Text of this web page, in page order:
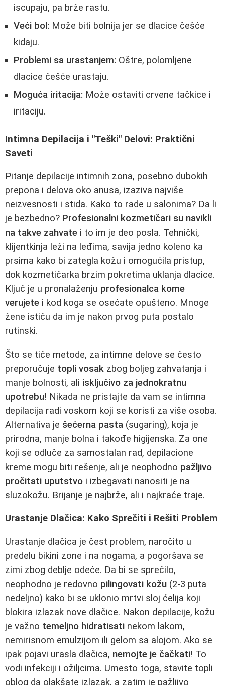
iscupaju, pa brže rastu.
Veći bol: Može biti bolnija jer se dlacice češće
kidaju.
Problemi sa urastanjem: Oštre, polomljene
dlacice češće urastaju.
Moguća iritacija: Može ostaviti crvene tačkice i
iritaciju.
Intimna Depilacija i "Teški" Delovi: Praktični
Saveti
Pitanje depilacije intimnih zona, posebno dubokih
prepona i delova oko anusa, izaziva najviše
neizvesnosti i stida. Kako to rade u salonima? Da li
je bezbedno? Profesionalni kozmetičari su navikli
na takve zahvate i to im je deo posla. Tehnički,
klijentkinja leži na leđima, savija jedno koleno ka
prsima kako bi zategla kožu i omogućila pristup,
dok kozmetičarka brzim pokretima uklanja dlacice.
Ključ je u pronalaženju profesionalca kome
verujete i kod koga se osećate opušteno. Mnoge
žene ističu da im je nakon prvog puta postalo
rutinski.
Što se tiče metode, za intimne delove se često
preporučuje topli vosak zbog boljeg zahvatanja i
manje bolnosti, ali isključivo za jednokratnu
upotrebu! Nikada ne pristajte da vam se intimna
depilacija radi voskom koji se koristi za više osoba.
Alternativa je šećerna pasta (sugaring), koja je
prirodna, manje bolna i takođe higijenska. Za one
koji se odluče za samostalan rad, depilacione
kreme mogu biti rešenje, ali je neophodno pažljivo
pročitati uputstvo i izbegavati nanositi je na
sluzokožu. Brijanje je najbrže, ali i najkraće traje.
Urastanje Dlačica: Kako Sprečiti i Rešiti Problem
Urastanje dlačica je čest problem, naročito u
predelu bikini zone i na nogama, a pogoršava se
zimi zbog deblje odeće. Da bi se sprečilo,
neophodno je redovno pilingovati kožu (2-3 puta
nedeljno) kako bi se uklonio mrtvi sloj ćelija koji
blokira izlazak nove dlačice. Nakon depilacije, kožu
je važno temeljno hidratisati nekom lakom,
nemirisnom emulzijom ili gelom sa alojom. Ako se
ipak pojavi urasla dlačica, nemojte je čačkati! To
vodi infekciji i ožiljcima. Umesto toga, stavite topli
oblog da olakšate izlazak, a zatim je pažljivo